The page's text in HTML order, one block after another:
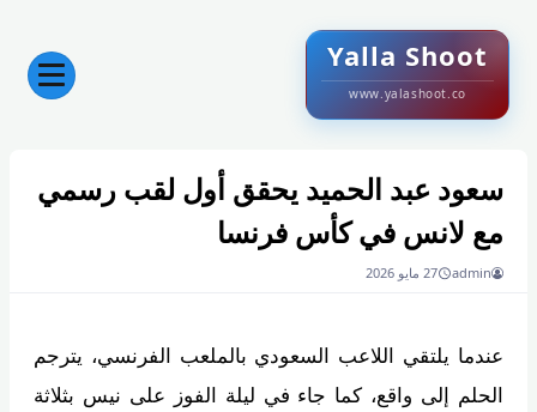
Yalla Shoot
www.yalashoot.co
سعود عبد الحميد يحقق أول لقب رسمي
مع لانس في كأس فرنسا
admin 27 مايو 2026
عندما يلتقي اللاعب السعودي بالملعب الفرنسي، يترجم
الحلم إلى واقع، كما جاء في ليلة الفوز على نيس بثلاثة